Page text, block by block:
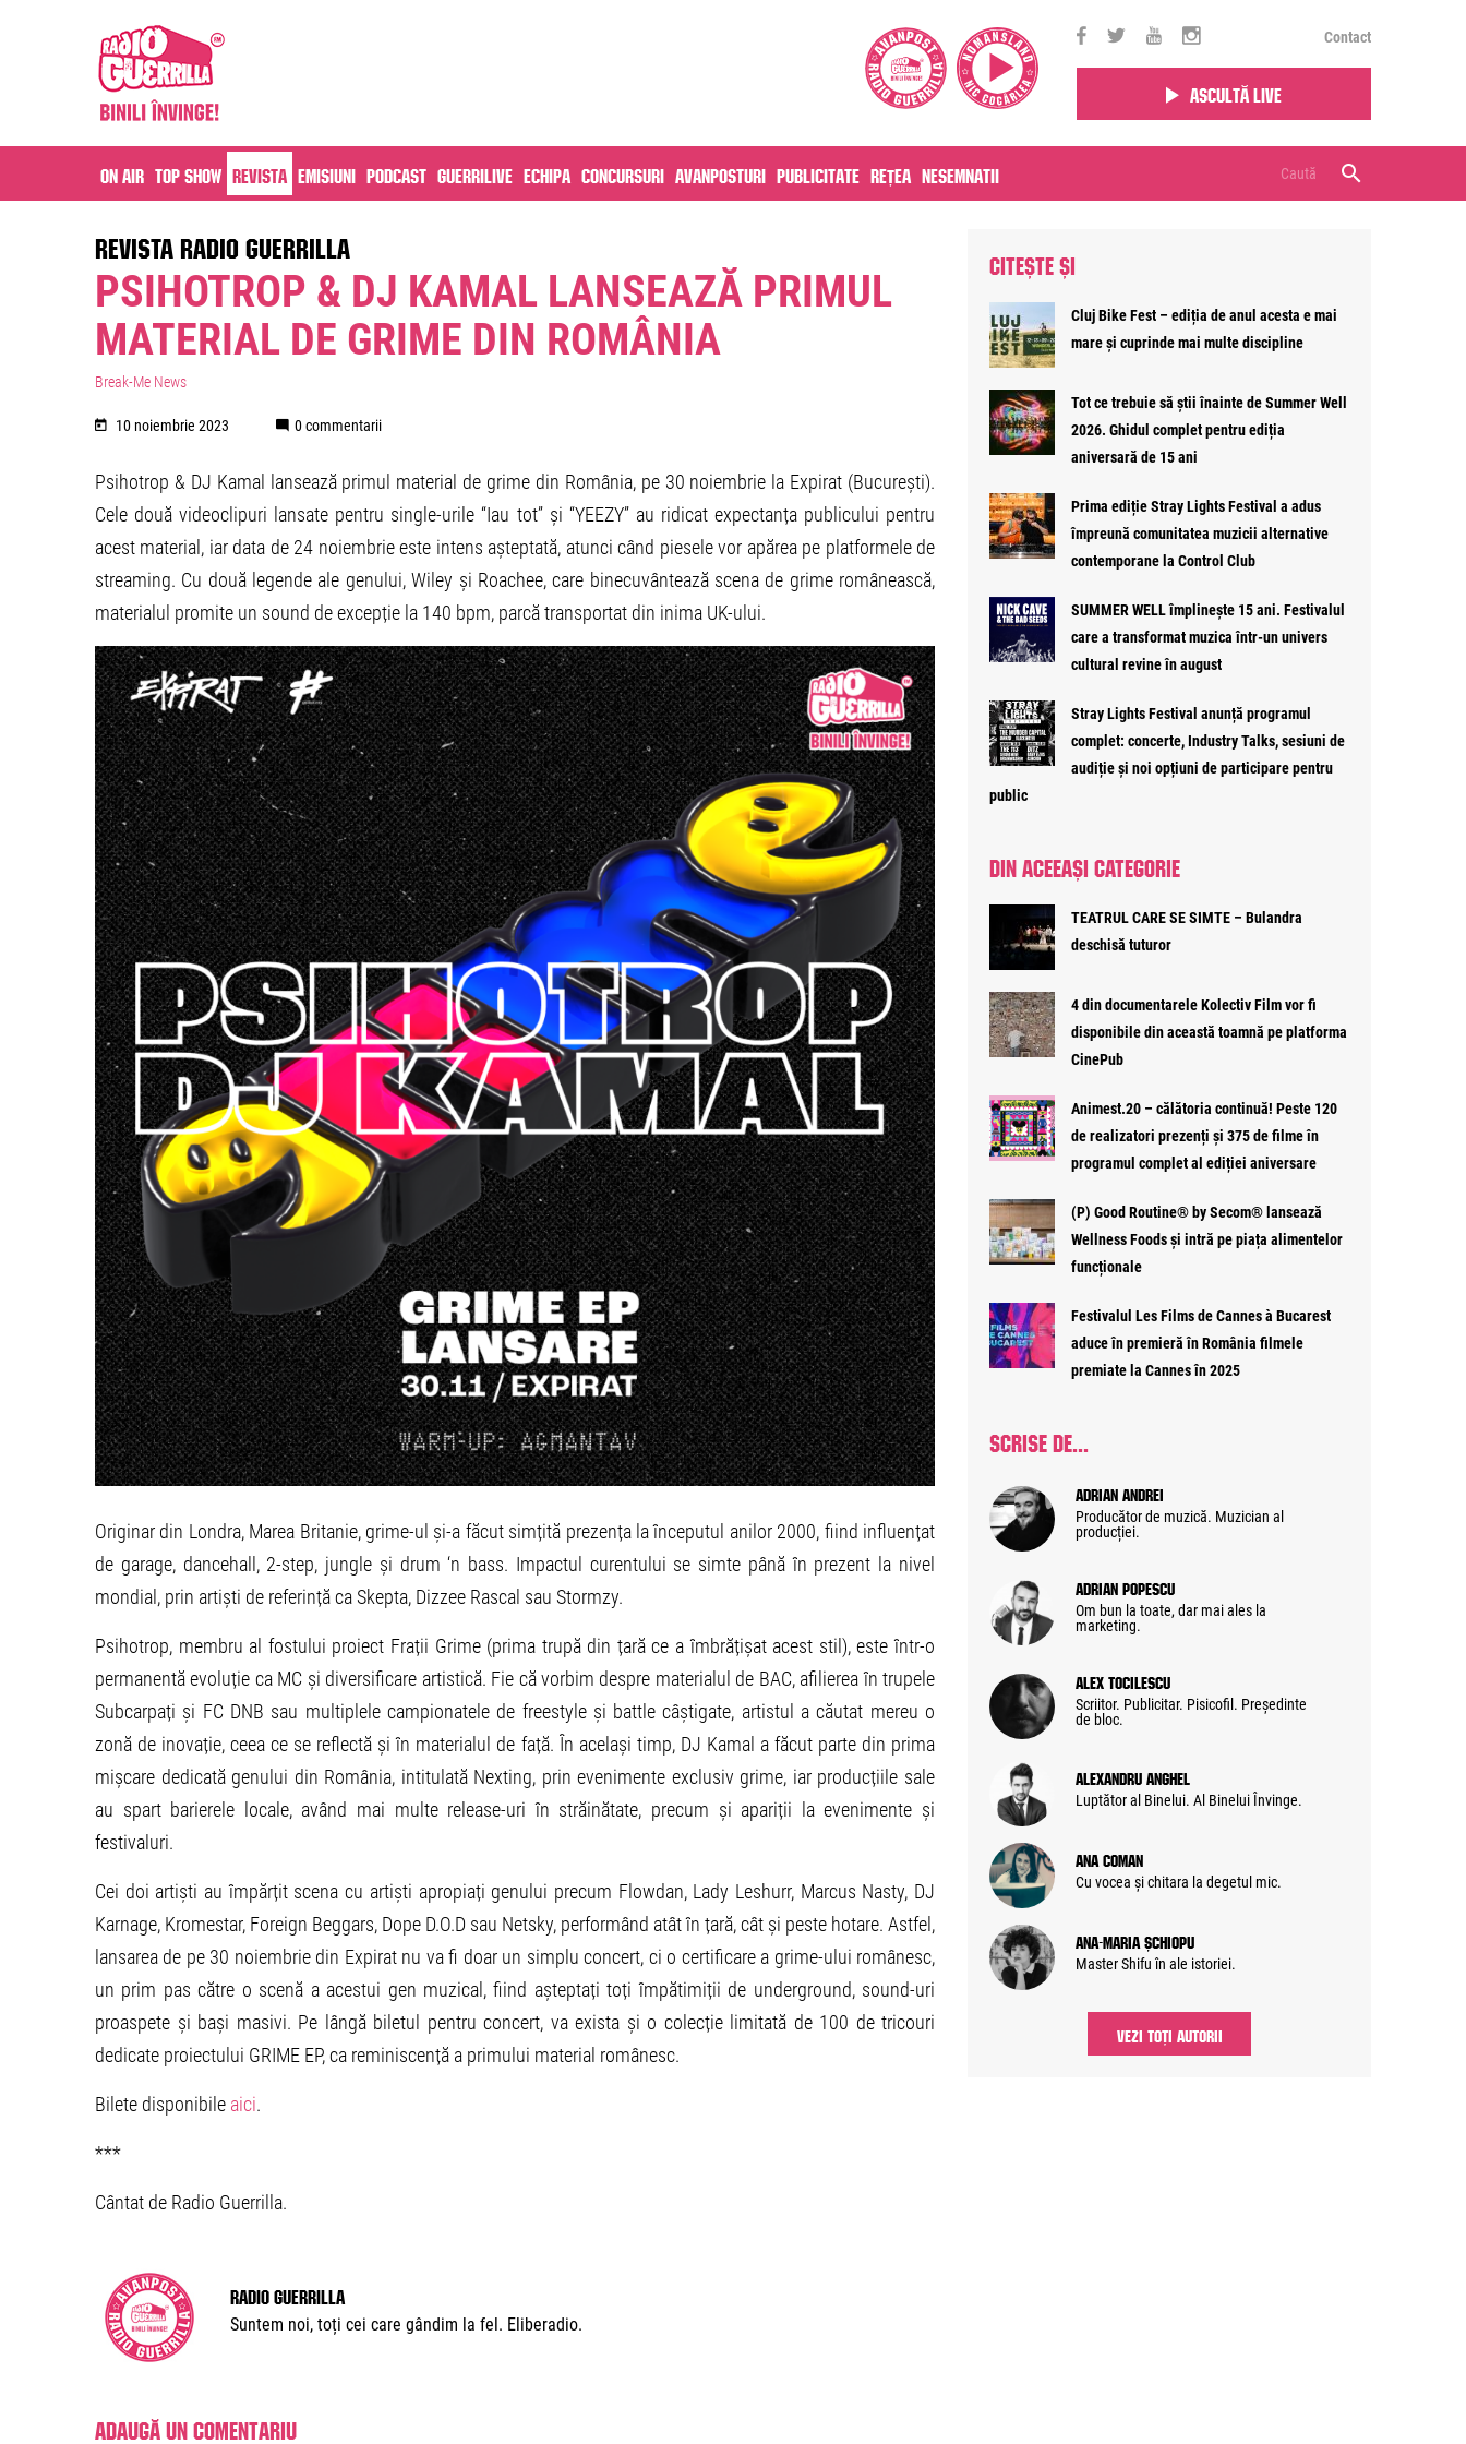
Contact
Ascultă live
On air Top Show Revista Emisiuni Podcast Guerrilive Echipa Concursuri Avanposturi Publicitate Rețea Nesemnatii
REVISTA RADIO GUERRILLA
PSIHOTROP & DJ KAMAL LANSEAZĂ PRIMUL
MATERIAL DE GRIME DIN ROMÂNIA
Break-Me News
10 noiembrie 2023 0 commentarii
Psihotrop & DJ Kamal lansează primul material de grime din România, pe 30 noiembrie la Expirat (București).
Cele două videoclipuri lansate pentru single-urile “Iau tot” și “YEEZY” au ridicat expectanța publicului pentru
acest material, iar data de 24 noiembrie este intens așteptată, atunci când piesele vor apărea pe platformele de
streaming. Cu două legende ale genului, Wiley și Roachee, care binecuvântează scena de grime românească,
materialul promite un sound de excepție la 140 bpm, parcă transportat din inima UK-ului.
Originar din Londra, Marea Britanie, grime-ul și-a făcut simțită prezența la începutul anilor 2000, fiind influențat
de garage, dancehall, 2-step, jungle și drum ‘n bass. Impactul curentului se simte până în prezent la nivel
mondial, prin artiști de referință ca Skepta, Dizzee Rascal sau Stormzy.
Psihotrop, membru al fostului proiect Frații Grime (prima trupă din țară ce a îmbrățișat acest stil), este într-o
permanentă evoluție ca MC și diversificare artistică. Fie că vorbim despre materialul de BAC, afilierea în trupele
Subcarpați și FC DNB sau multiplele campionatele de freestyle și battle câștigate, artistul a căutat mereu o
zonă de inovație, ceea ce se reflectă și în materialul de față. În același timp, DJ Kamal a făcut parte din prima
mișcare dedicată genului din România, intitulată Nexting, prin evenimente exclusiv grime, iar producțiile sale
au spart barierele locale, având mai multe release-uri în străinătate, precum și apariții la evenimente și
festivaluri.
Cei doi artiști au împărțit scena cu artiști apropiați genului precum Flowdan, Lady Leshurr, Marcus Nasty, DJ
Karnage, Kromestar, Foreign Beggars, Dope D.O.D sau Netsky, performând atât în țară, cât și peste hotare. Astfel,
lansarea de pe 30 noiembrie din Expirat nu va fi doar un simplu concert, ci o certificare a grime-ului românesc,
un prim pas către o scenă a acestui gen muzical, fiind așteptați toți împătimiții de underground, sound-uri
proaspete și bași masivi. Pe lângă biletul pentru concert, va exista și o colecție limitată de 100 de tricouri
dedicate proiectului GRIME EP, ca reminiscență a primului material românesc.
Bilete disponibile aici.
***
Cântat de Radio Guerrilla.
Radio Guerrilla
Suntem noi, toți cei care gândim la fel. Eliberadio.
Adaugă un comentariu
CITEȘTE ȘI
Cluj Bike Fest – ediția de anul acesta e mai
mare și cuprinde mai multe discipline
Tot ce trebuie să știi înainte de Summer Well
2026. Ghidul complet pentru ediția
aniversară de 15 ani
Prima ediție Stray Lights Festival a adus
împreună comunitatea muzicii alternative
contemporane la Control Club
SUMMER WELL împlinește 15 ani. Festivalul
care a transformat muzica într-un univers
cultural revine în august
Stray Lights Festival anunță programul
complet: concerte, Industry Talks, sesiuni de
audiție și noi opțiuni de participare pentru
public
DIN ACEEAȘI CATEGORIE
TEATRUL CARE SE SIMTE – Bulandra
deschisă tuturor
4 din documentarele Kolectiv Film vor fi
disponibile din această toamnă pe platforma
CinePub
Animest.20 – călătoria continuă! Peste 120
de realizatori prezenți și 375 de filme în
programul complet al ediției aniversare
(P) Good Routine® by Secom® lansează
Wellness Foods și intră pe piața alimentelor
funcționale
Festivalul Les Films de Cannes à Bucarest
aduce în premieră în România filmele
premiate la Cannes în 2025
SCRISE DE...
Adrian Andrei
Producător de muzică. Muzician al
producției.
Adrian Popescu
Om bun la toate, dar mai ales la
marketing.
Alex Tocilescu
Scriitor. Publicitar. Pisicofil. Președinte
de bloc.
Alexandru Anghel
Luptător al Binelui. Al Binelui Învinge.
Ana Coman
Cu vocea și chitara la degetul mic.
Ana-Maria Șchiopu
Master Shifu în ale istoriei.
VEZI TOȚI AUTORII